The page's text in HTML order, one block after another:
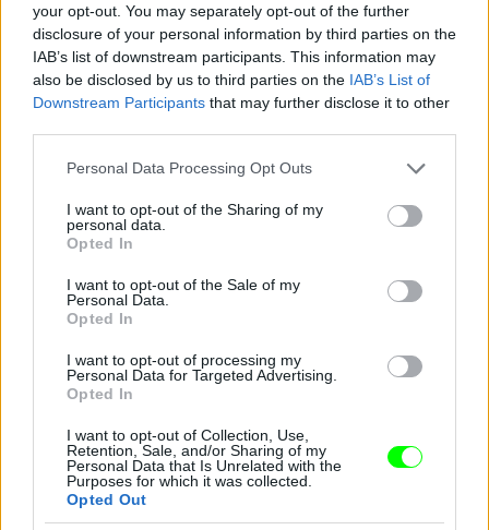
your opt-out. You may separately opt-out of the further
disclosure of your personal information by third parties on the
IAB’s list of downstream participants. This information may
also be disclosed by us to third parties on the IAB’s List of
Downstream Participants that may further disclose it to other
Please note that this website/app uses one or more Google
not limited to your visit or usage behaviour. You may click to
grant or deny consent to Google and its third-party tags to
use your data for below specified purposes in below Google
consent section.
Personal Data Processing Opt Outs
I want to opt-out of the Sharing of my
personal data.
Opted In
I want to opt-out of the Sale of my
Personal Data.
Opted In
I want to opt-out of processing my
Personal Data for Targeted Advertising.
Opted In
I want to opt-out of Collection, Use,
Retention, Sale, and/or Sharing of my
Personal Data that Is Unrelated with the
Purposes for which it was collected.
Opted Out